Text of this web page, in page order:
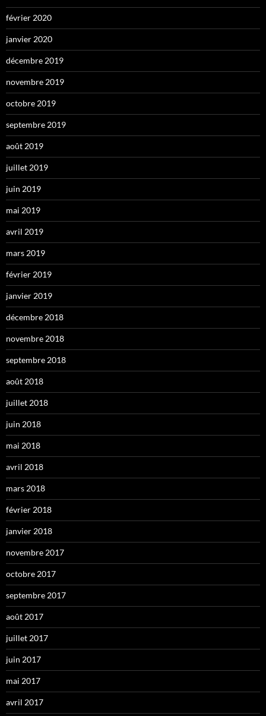
février 2020
janvier 2020
décembre 2019
novembre 2019
octobre 2019
septembre 2019
août 2019
juillet 2019
juin 2019
mai 2019
avril 2019
mars 2019
février 2019
janvier 2019
décembre 2018
novembre 2018
septembre 2018
août 2018
juillet 2018
juin 2018
mai 2018
avril 2018
mars 2018
février 2018
janvier 2018
novembre 2017
octobre 2017
septembre 2017
août 2017
juillet 2017
juin 2017
mai 2017
avril 2017